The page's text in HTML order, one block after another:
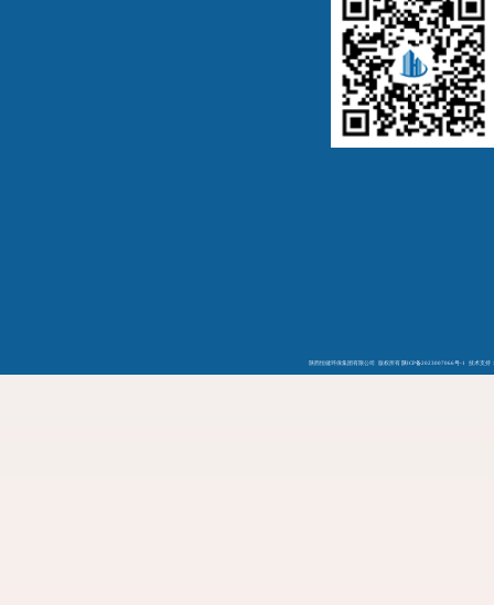
陕西恒健环保集团有限公司 版权所有 陕ICP备2023007066号-1 技术支持